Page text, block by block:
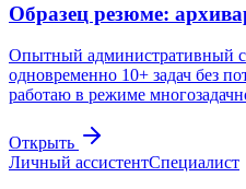
Образец резюме:
Опытный административный
одновременно 10+ задач без
работаю в режиме
Открыть
Личный ассистентСпециалист